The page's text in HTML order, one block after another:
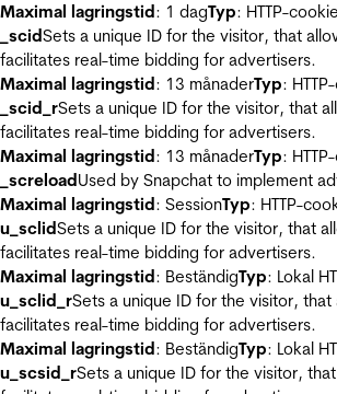
Maximal lagringstid: 1 dagTyp: HTTP-cookie
_scidSets a unique ID for the visitor, that
facilitates real-time bidding for advertisers.
Maximal lagringstid: 13 månaderTyp:
_scid_rSets a unique ID for the visitor, that
facilitates real-time bidding for advertisers.
Maximal lagringstid: 13 månaderTyp:
_screloadUsed by Snapchat to implement
Maximal lagringstid: SessionTyp: HTTP-
u_sclidSets a unique ID for the visitor, that
facilitates real-time bidding for advertisers.
Maximal lagringstid: BeständigTyp: Lokal
u_sclid_rSets a unique ID for the visitor,
facilitates real-time bidding for advertisers.
Maximal lagringstid: BeständigTyp: Lokal
u_scsid_rSets a unique ID for the visitor,